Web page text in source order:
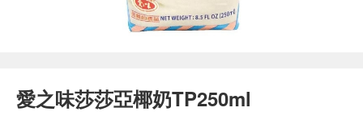
愛之味莎莎亞椰奶TP250ml